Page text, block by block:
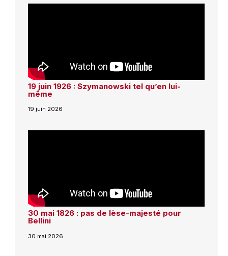
19 juin 1926 : Szymanowski tel qu’en lui-
même
19 juin 2026
30 mai 1826 : pas de lèse-majesté pour
Bellini
30 mai 2026